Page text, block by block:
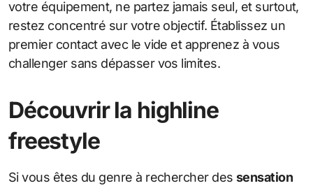
votre équipement, ne partez jamais seul, et surtout,
restez concentré sur votre objectif. Établissez un
premier contact avec le vide et apprenez à vous
challenger sans dépasser vos limites.
Découvrir la highline
freestyle
Si vous êtes du genre à rechercher des sensation